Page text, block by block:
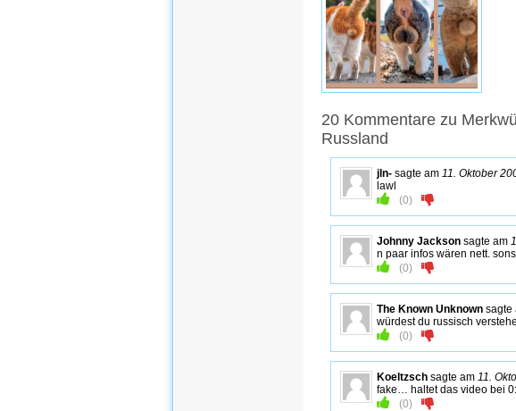
20 Kommentare zu
Russland
jln- sagte am 11. Oktober
lawl
(0)
Johnny Jackson sagte am
n paar infos wären nett.
(0)
The Known Unknown sagte
würdest du russisch
(0)
Koeltzsch sagte am 11.
fake… haltet das video bei
(0)